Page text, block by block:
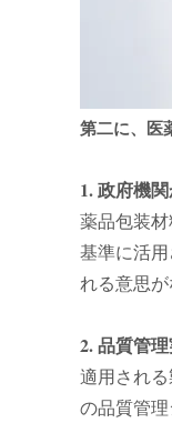
第二に、医
1. 政府機
薬品包装
基準に活
れる意思
2. 品質管
適用され
の品質管理